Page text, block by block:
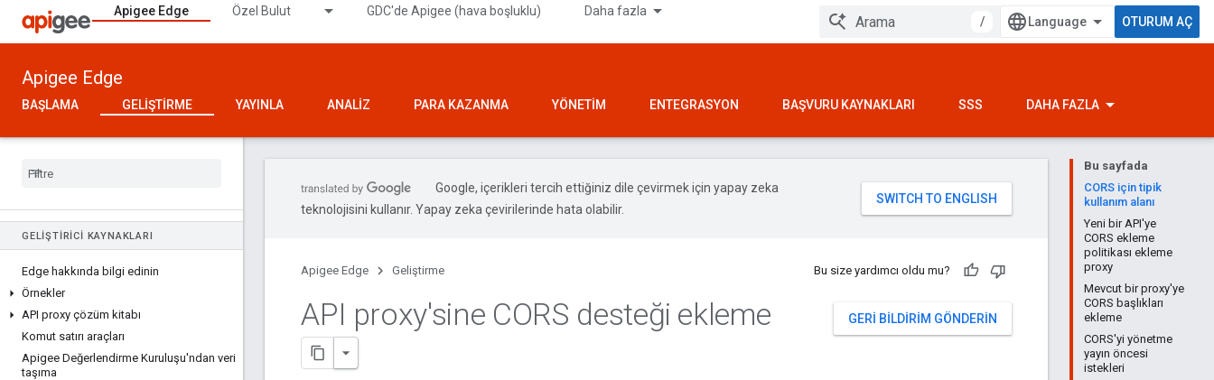
Apigee Edge Özel Bulut GDC'de Apigee (hava boşluklu) Daha fazla
/ OTURUM AÇ
Apigee Edge
BAŞLAMA GELIŞTIRME YAYINLA ANALIZ PARA KAZANMA YÖNETIM ENTEGRASYON BAŞVURU KAYNAKLARI SSS DAHA FAZLA
GELIŞTIRICI KAYNAKLARI
Edge hakkında bilgi edinin
Örnekler
API proxy çözüm kitabı
Komut satırı araçları
Apigee Değerlendirme Kuruluşu'ndan veri
taşıma
Bu sayfada
CORS için tipik
kullanım alanı
Yeni bir API'ye
CORS ekleme
politikası ekleme
proxy
Mevcut bir proxy'ye
CORS başlıkları
ekleme
CORS'yi yönetme
yayın öncesi
istekleri
Google, içerikleri tercih ettiğiniz dile çevirmek için yapay zeka
teknolojisini kullanır. Yapay zeka çevirilerinde hata olabilir.
Apigee Edge Geliştirme Bu size yardımcı oldu mu?
GERI BILDIRIM GÖNDERIN
API proxy'sine CORS desteği ekleme